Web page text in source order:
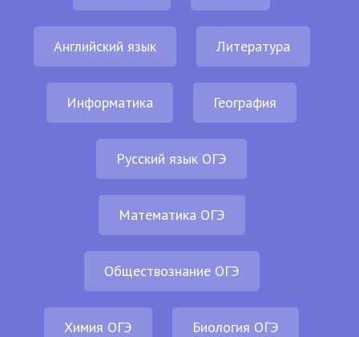
Английский язык Литература
Информатика География
Русский язык ОГЭ
Математика ОГЭ
Обществознание ОГЭ
Химия ОГЭ Биология ОГЭ